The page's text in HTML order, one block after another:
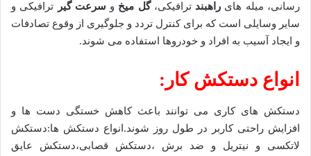
رسانی، میله های راهبند ترافیکی،گل میخ و سرعت گیر
ترافیکی و
سایر وسایلی است که برای کنترل تردد و جلوگیری از وقوع تصادفات
و ایجاد آسیب به افراد و خودروها استفاده می شوند.
انواع دستکش کار:
دستکش های کاری می توانند باعث کاهش خستگی دست ها و
افزایش راحتی کاربر در طول روز شوند.انواع دستکش ها:دستکش
لاتکسی و نیتریل و ضد برش ،دستکش قصابی،دستکش عایق